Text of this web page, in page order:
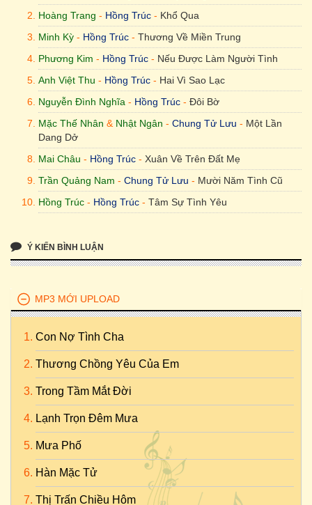
Hoàng Trang - Hồng Trúc - Khổ Qua
Minh Kỳ - Hồng Trúc - Thương Về Miền Trung
Phương Kim - Hồng Trúc - Nếu Được Làm Người Tình
Anh Việt Thu - Hồng Trúc - Hai Vì Sao Lạc
Nguyễn Đình Nghĩa - Hồng Trúc - Đôi Bờ
Mặc Thế Nhân & Nhật Ngân - Chung Tử Lưu - Một Lần
Dang Dở
Mai Châu - Hồng Trúc - Xuân Về Trên Đất Mẹ
Trần Quảng Nam - Chung Tử Lưu - Mười Năm Tình Cũ
Hồng Trúc - Hồng Trúc - Tâm Sự Tình Yêu
Ý KIẾN BÌNH LUẬN
MP3 MỚI UPLOAD
Con Nợ Tình Cha
Thương Chồng Yêu Của Em
Trong Tầm Mắt Đời
Lạnh Trọn Đêm Mưa
Mưa Phố
Hàn Mặc Tử
Thị Trấn Chiều Hôm